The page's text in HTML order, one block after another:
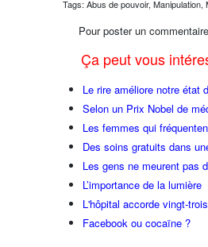
Tags: Abus de pouvoir, Manipulation,
Pour poster un
Ça peut vous
Le rire améliore notre état
Selon un Prix Nobel de
Les femmes qui
Des soins gratuits dans
Les gens ne meurent pas
L’importance de la lumière
L'hôpital accorde vingt-
Facebook ou cocaïne ?